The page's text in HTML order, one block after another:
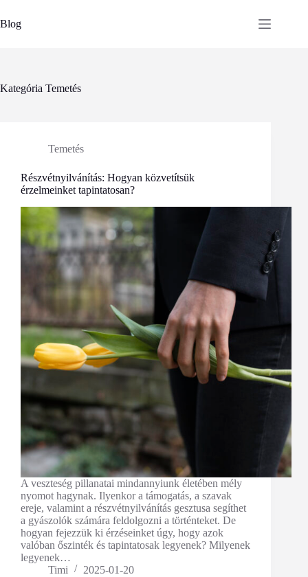
to
content
Blog
Kategória Temetés
Temetés
Részvétnyilvánítás: Hogyan közvetítsük
érzelmeinket tapintatosan?
A veszteség pillanatai mindannyiunk életében mély
nyomot hagynak. Ilyenkor a támogatás, a szavak
ereje, valamint a részvétnyilvánítás gesztusa segíthet
a gyászolók számára feldolgozni a történteket. De
hogyan fejezzük ki érzéseinket úgy, hogy azok
valóban őszinték és tapintatosak legyenek? Milyenek
legyenek…
Timi
2025-01-20